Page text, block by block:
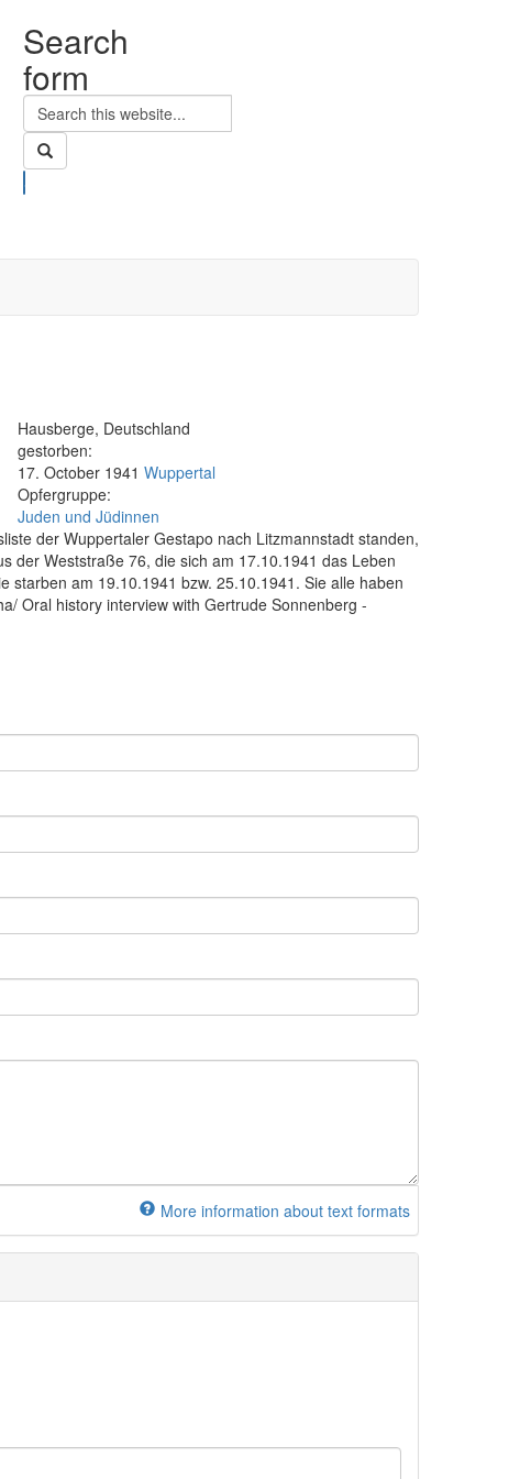
Search
form
Search
Hausberge, Deutschland
gestorben:
17. October 1941 Wuppertal
Opfergruppe:
Juden und Jüdinnen
der Wuppertaler Gestapo nach Litzmannstadt standen,
der Weststraße 76, die sich am 17.10.1941 das Leben
starben am 19.10.1941 bzw. 25.10.1941. Sie alle haben
Oral history interview with Gertrude Sonnenberg -
More information about text formats